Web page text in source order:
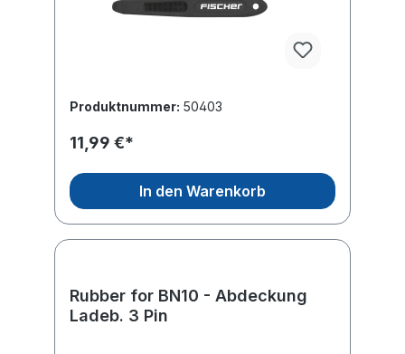
Produktnummer: 50403
11,99 €*
In den Warenkorb
Rubber for BN10 - Abdeckung
Ladeb. 3 Pin